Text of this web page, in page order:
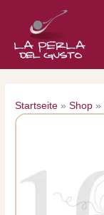
springen
Startseite »Shop »